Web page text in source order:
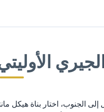
إلى الجنوب، اختار بناة هيكل